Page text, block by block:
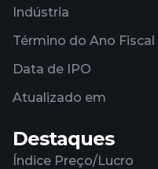
Indústria
Término do Ano Fiscal
Data de IPO
Atualizado em
Destaques
Índice Preço/Lucro